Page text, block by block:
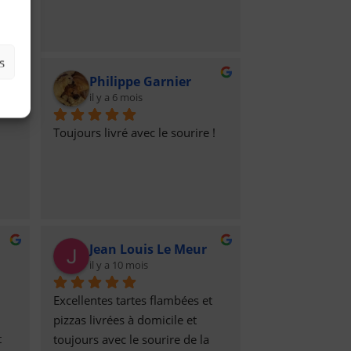
Philippe Garnier
il y a 6 mois
Toujours livré avec le sourire !
Jean Louis Le Meur
il y a 10 mois
Excellentes tartes flambées et
pizzas livrées à domicile et
toujours avec le sourire de la